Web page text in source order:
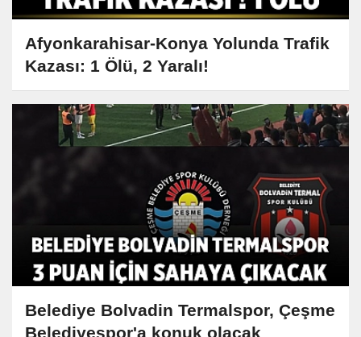
Afyonkarahisar-Konya Yolunda Trafik
Kazası: 1 Ölü, 2 Yaralı!
Belediye Bolvadin Termalspor, Çeşme
Belediyespor'a konuk olacak